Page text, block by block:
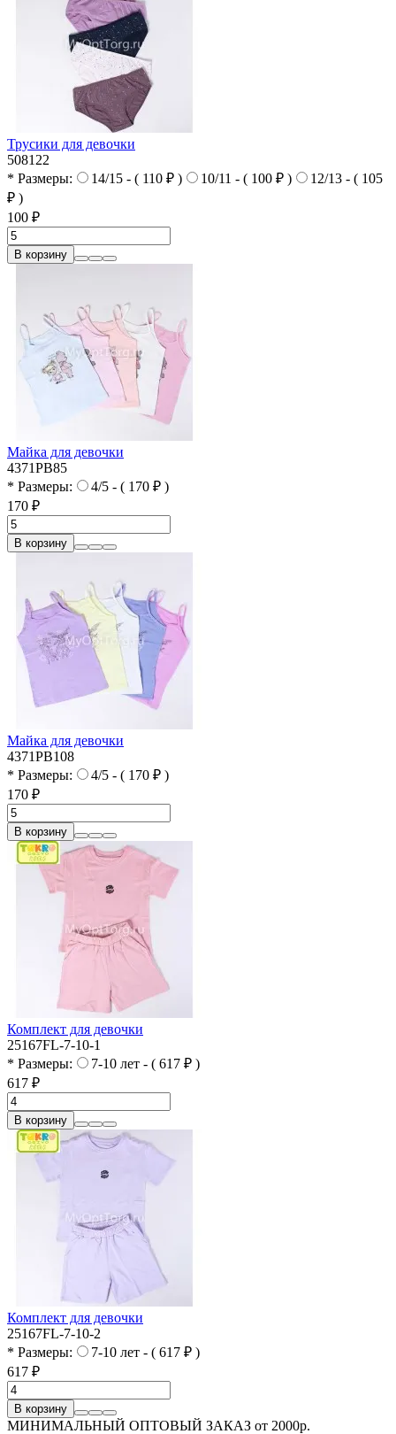
Трусики для девочки
508122
* Размеры:
14/15 - ( 110 ₽ ) 10/11 - ( 100 ₽ )
12/13 - ( 105
₽ )
100 ₽
В корзину
Майка для девочки
4371PB85
* Размеры:
4/5 - ( 170 ₽ )
170 ₽
В корзину
Майка для девочки
4371PB108
* Размеры:
4/5 - ( 170 ₽ )
170 ₽
В корзину
Комплект для девочки
25167FL-7-10-1
* Размеры:
7-10 лет - ( 617 ₽ )
617 ₽
В корзину
Комплект для девочки
25167FL-7-10-2
* Размеры:
7-10 лет - ( 617 ₽ )
617 ₽
В корзину
МИНИМАЛЬНЫЙ ОПТОВЫЙ ЗАКАЗ от 2000р.